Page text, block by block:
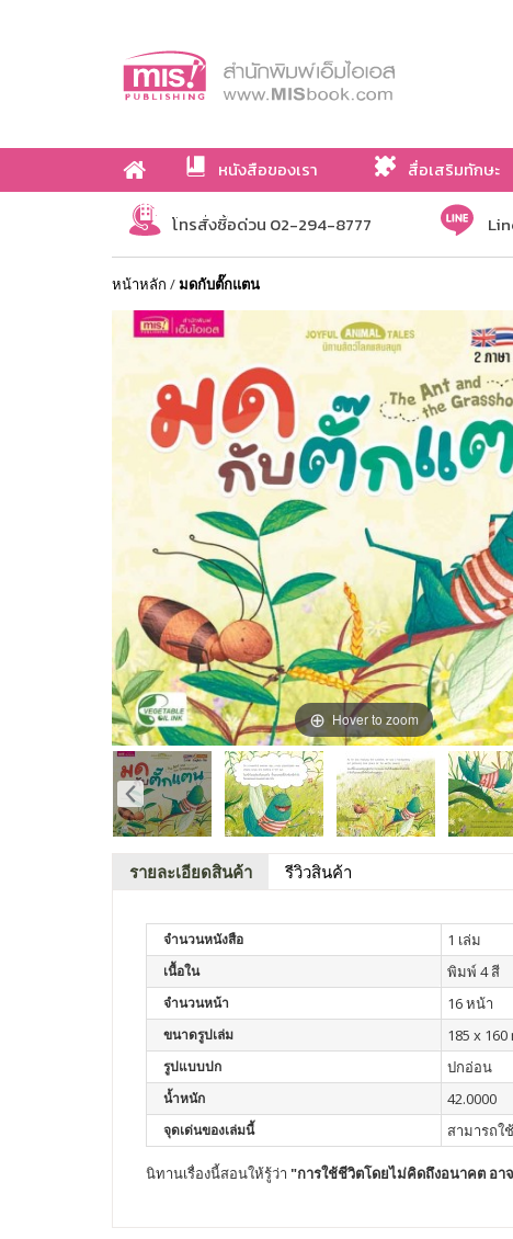
หนังสือของเรา สื่อเสริมทักษะ
เกี่ยวกับเรา
โทรสั่งซื้อด่วน 02-294-8777
หน้าหลัก /มดกับตั๊กแตน
Hover to zoom
รายละเอียดสินค้า รีวิวสินค้า
จำนวนหนังสือ 1 เล่ม
เนื้อใน พิมพ์ 4 สี
จำนวนหน้า 16 หน้า
ขนาดรูปเล่ม 185 x 160
รูปแบบปก ปกอ่อน
น้ำหนัก 42.0000
จุดเด่นของเล่มนี้ สามารถใ
นิทานเรื่องนี้สอนให้รู้ว่า "การใช้ชีวิตโดยไม่คิดถึงอนาคต อา